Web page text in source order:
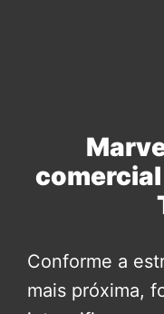
Conforme a
mais próxima,